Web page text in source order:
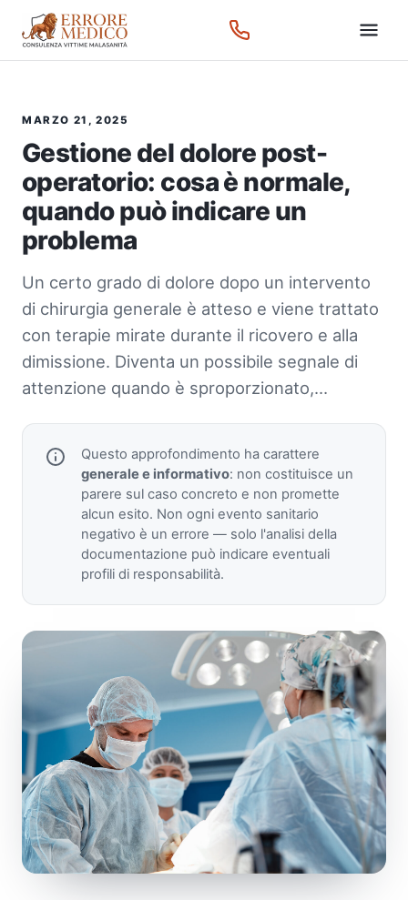
MARZO 21, 2025
Gestione del dolore post-
operatorio: cosa è normale,
quando può indicare un
problema
Un certo grado di dolore dopo un intervento
di chirurgia generale è atteso e viene trattato
con terapie mirate durante il ricovero e alla
dimissione. Diventa un possibile segnale di
attenzione quando è sproporzionato,…
Questo approfondimento ha carattere
generale e informativo: non costituisce un
parere sul caso concreto e non promette
alcun esito. Non ogni evento sanitario
negativo è un errore — solo l'analisi della
documentazione può indicare eventuali
profili di responsabilità.